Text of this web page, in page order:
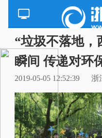
“垃圾不落地，
瞬间 传递对环
2019-05-05 12:52:39 浙